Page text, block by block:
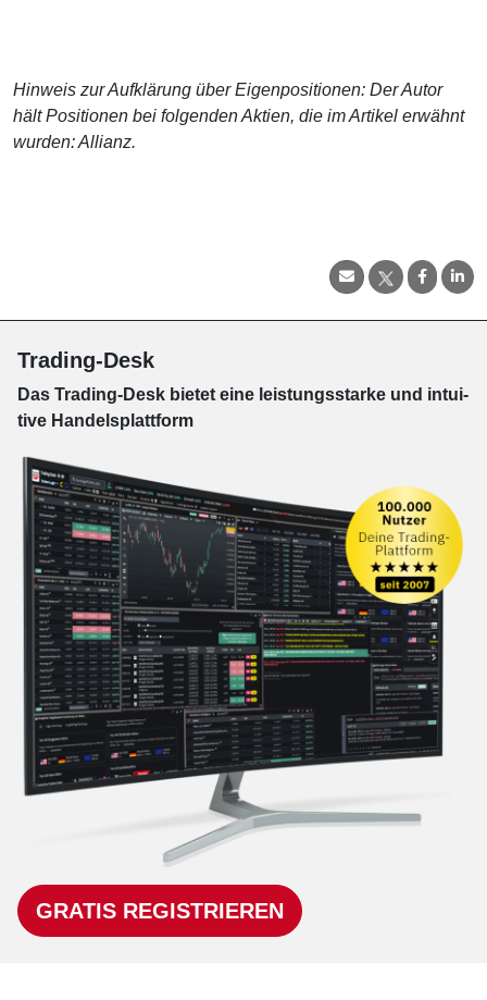
Hinweis zur Aufklärung über Eigenpositionen: Der Autor
hält Positionen bei folgenden Aktien, die im Artikel erwähnt
wurden: Allianz.
Trading-Desk
Das Trading-Desk bie­tet eine leis­tungs­star­ke und in­tui­
tive Han­dels­platt­form
GRATIS REGISTRIEREN